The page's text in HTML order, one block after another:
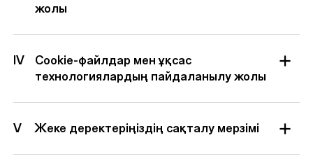
жолы
IV
Cookie-файлдар мен ұқсас
технологиялардың пайдаланылу жолы
V Жеке деректеріңіздің сақталу мерзімі